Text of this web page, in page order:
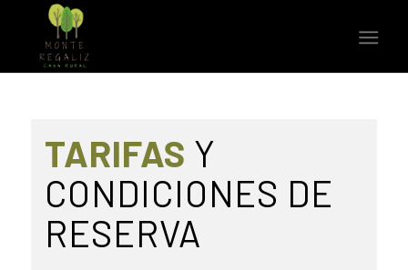
TARIFAS Y
CONDICIONES DE
RESERVA